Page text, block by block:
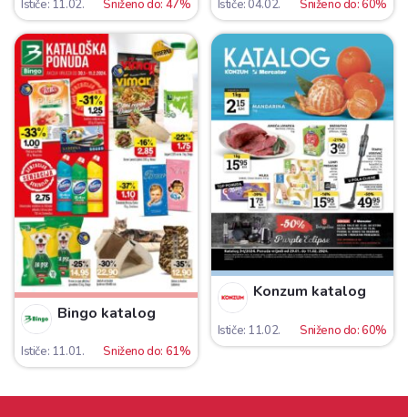
Ističe: 11.02. Sniženo do: 47% Ističe: 04.02. Sniženo do: 60%
Bingo katalog
Ističe: 11.01. Sniženo do: 61%
Konzum katalog
Ističe: 11.02. Sniženo do: 60%